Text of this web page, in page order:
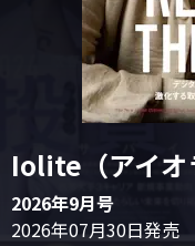
Iolite（アイオ
2026年9月号
2026年07月30日発売